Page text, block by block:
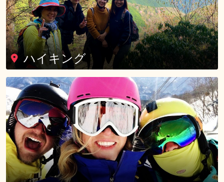
ハイキング